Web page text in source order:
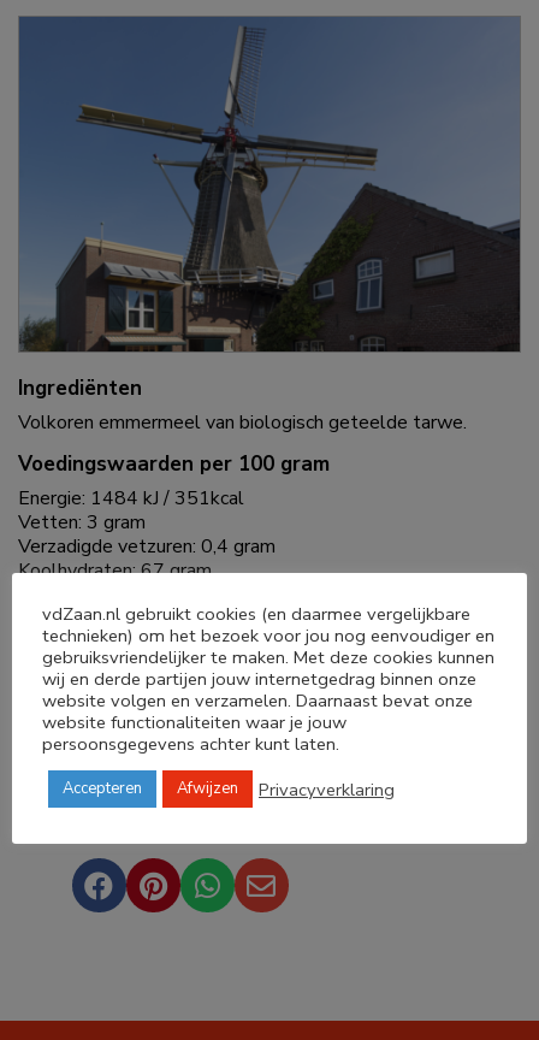
Ingrediënten
Volkoren emmermeel van biologisch geteelde tarwe.
Voedingswaarden per 100 gram
Energie: 1484 kJ / 351kcal
Vetten: 3 gram
Verzadigde vetzuren: 0,4 gram
Koolhydraten: 67 gram
Eiwit: 10 gram
Zout: 0,2 gram
Deel dit product
   
vdZaan.nl gebruikt cookies (en daarmee vergelijkbare
technieken) om het bezoek voor jou nog eenvoudiger en
gebruiksvriendelijker te maken. Met deze cookies kunnen
wij en derde partijen jouw internetgedrag binnen onze
website volgen en verzamelen. Daarnaast bevat onze
website functionaliteiten waar je jouw
persoonsgegevens achter kunt laten.
Accepteren Afwijzen Privacyverklaring